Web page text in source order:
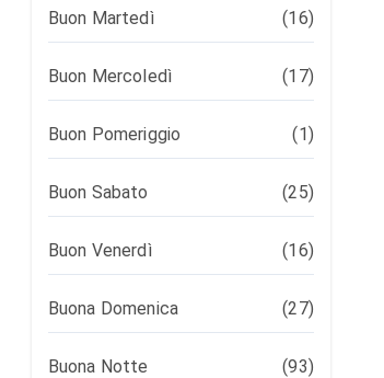
Buon Martedì (16)
Buon Mercoledì (17)
Buon Pomeriggio (1)
Buon Sabato (25)
Buon Venerdì (16)
Buona Domenica (27)
Buona Notte (93)